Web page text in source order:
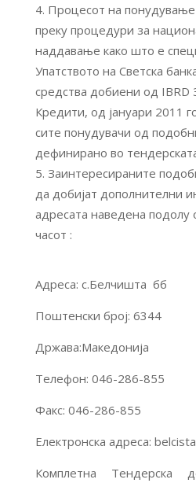
Процесот на понудување
преку процедури за
наддавање како што е
Упатството на Светска
средства добиени од IBRD
Кредити, од јануари 2011
сите понудувачи од
дефинирано во
Заинтересираните
да добијат дополнителни
адресата наведена подолу
часот :
Адреса: с.Белчишта бб
Поштенски број: 6344
Држава:Македонија
Телефон: 046-286-855
Факс: 046-286-855
Електронска адреса:
Комплетна Тендерска